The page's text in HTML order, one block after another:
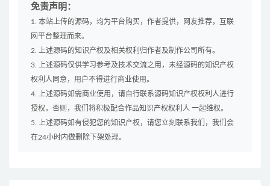
免责声明：
1. 本站上传的源码，均为平台购买，作者提供，网友推荐，互联
网平台整理而来。
2. 上述源码的知识产权及相关权利归作者及制作公司所有。
3. 上述源码仅供学习参考及技术交流之用，未经源码的知识产权
权利人同意，用户不得进行商业使用。
4. 上述源码如需商业使用，请自行联系源码知识产权权利人进行
授权，否则，我们将积极配合作品知识产权权利人 一起维权。
5. 上述源码如有侵犯您的知识产权，请您立刻联系我们，我们会
在24小时内做删除下架处理。